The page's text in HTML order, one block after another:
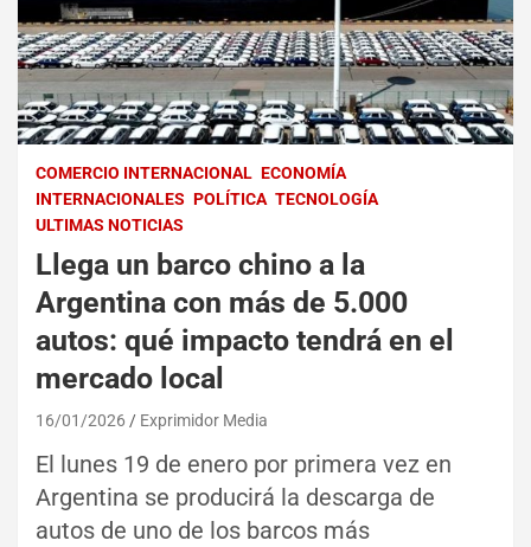
COMERCIO INTERNACIONAL ECONOMÍA
INTERNACIONALES POLÍTICA TECNOLOGÍA
ULTIMAS NOTICIAS
Llega un barco chino a la
Argentina con más de 5.000
autos: qué impacto tendrá en el
mercado local
16/01/2026 Exprimidor Media
El lunes 19 de enero por primera vez en
Argentina se producirá la descarga de
autos de uno de los barcos más